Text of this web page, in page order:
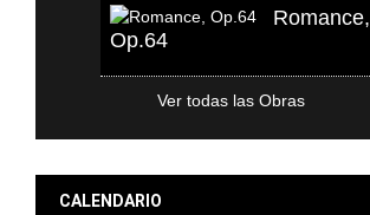
Romance,
Op.64
Ver todas las Obras
CALENDARIO